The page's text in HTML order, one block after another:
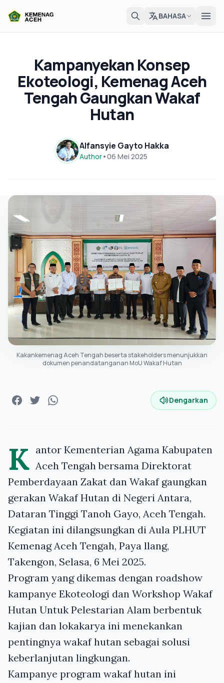
BAHASA
Kampanyekan Konsep
Ekoteologi, Kemenag Aceh
Tengah Gaungkan Wakaf
Hutan
Alfansyie Gayto Hakka
Author•06 Mei 2025
Kakankemenag Aceh Tengah beserta stakeholders menunjukkan
dokumen penandatanganan MoU Wakaf Hutan
Dengarkan
K antor Kementerian Agama Kabupaten
Aceh Tengah bersama Direktorat
Pemberdayaan Zakat dan Wakaf gaungkan
gerakan Wakaf Hutan di Negeri Antara,
Dataran Tinggi Tanoh Gayo, Aceh Tengah.
Kegiatan ini dilangsungkan di Aula PLHUT
Kemenag Aceh Tengah, Paya llang,
Takengon, Selasa, 6 Mei 2025.
Program yang dikemas dengan roadshow
kampanye Ekoteologi dan Workshop Wakaf
Hutan Untuk Pelestarian Alam berbentuk
kajian dan lokakarya ini menekankan
pentingnya wakaf hutan sebagai solusi
keberlanjutan lingkungan.
Kampanye program wakaf hutan ini